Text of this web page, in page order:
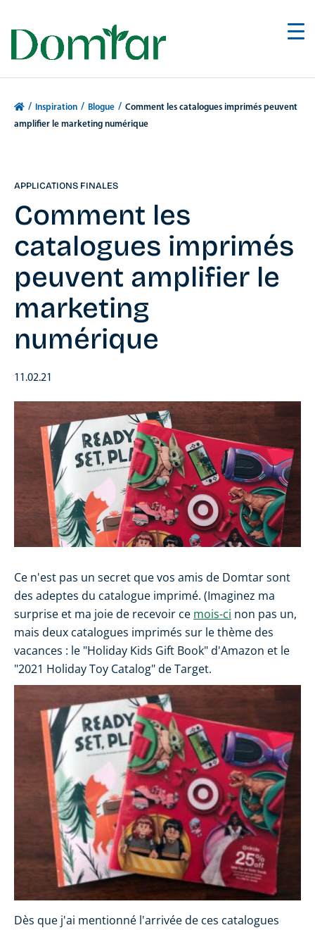
/ Inspiration / Blogue / Comment les catalogues imprimés peuvent
amplifier le marketing numérique
APPLICATIONS FINALES
Comment les
catalogues imprimés
peuvent amplifier le
marketing
numérique
11.02.21
Ce n'est pas un secret que vos amis de Domtar sont
des adeptes du catalogue imprimé. (Imaginez ma
surprise et ma joie de recevoir ce mois-ci non pas un,
mais deux catalogues imprimés sur le thème des
vacances : le "Holiday Kids Gift Book" d'Amazon et le
"2021 Holiday Toy Catalog" de Target.
Dès que j'ai mentionné l'arrivée de ces catalogues